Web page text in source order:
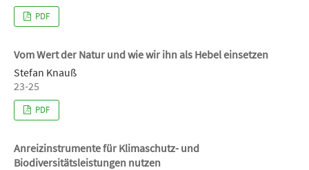
PDF
Vom Wert der Natur und wie wir ihn als Hebel einsetzen
Stefan Knauß
23-25
PDF
Anreizinstrumente für Klimaschutz- und
Biodiversitätsleistungen nutzen